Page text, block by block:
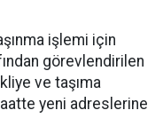
işlemi için
görevlendirilen
ve taşıma
yeni adreslerine